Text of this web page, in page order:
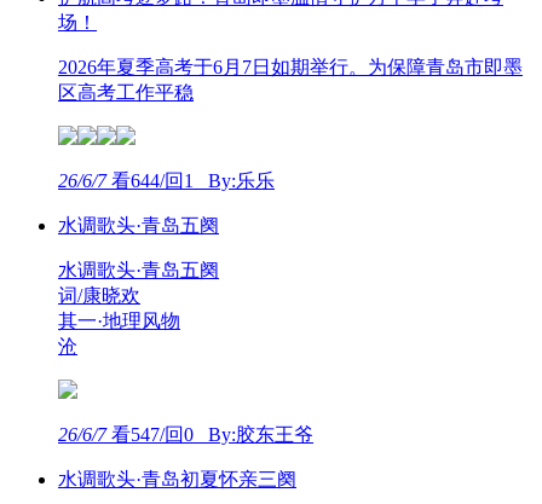
场！
2026年夏季高考于6月7日如期举行。为保障青岛市即墨
区高考工作平稳
26/6/7看644/回1 By:乐乐
水调歌头·青岛五阕
水调歌头·青岛五阕
词/康晓欢
其一·地理风物
沧
26/6/7看547/回0 By:胶东王爷
水调歌头·青岛初夏怀亲三阕